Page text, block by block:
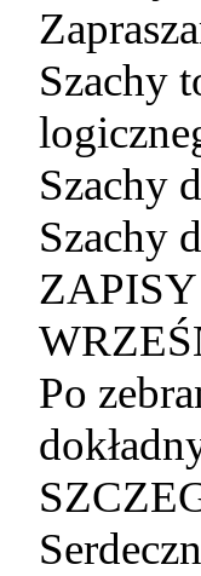
Szachy
Szachy
Szachy
Po